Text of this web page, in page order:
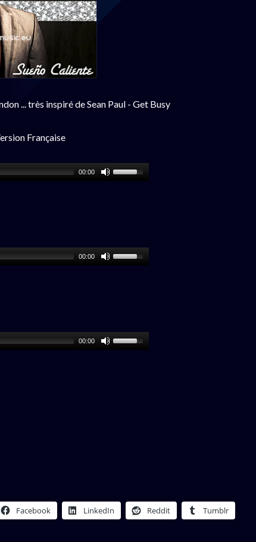
... très inspiré de Sean Paul - Get Busy
Française
00:00
00:00
00:00
Facebook LinkedIn Reddit Tumblr